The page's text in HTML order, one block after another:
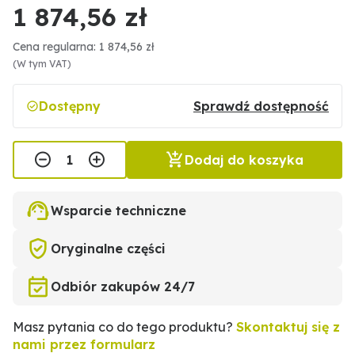
1 874,56 zł
Cena regularna: 1 874,56 zł
(W tym VAT)
Dostępny Sprawdź dostępność
Dodaj do koszyka
Wsparcie techniczne
Oryginalne części
Odbiór zakupów 24/7
Masz pytania co do tego produktu? Skontaktuj się z
nami przez formularz